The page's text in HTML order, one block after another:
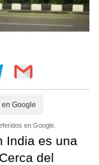
Google
en Google.
India es una
del